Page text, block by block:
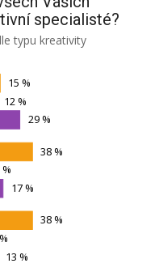
specialisté?
typu kreativity
15 %
38 %
38 %
12 %
29 %
17 %
13 %